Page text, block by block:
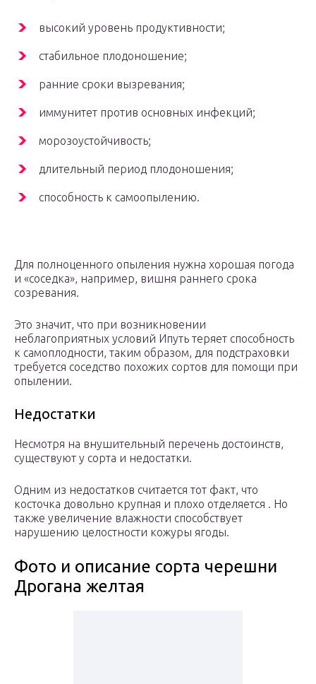
высокий уровень продуктивности;
стабильное плодоношение;
ранние сроки вызревания;
иммунитет против основных инфекций;
морозоустойчивость;
длительный период плодоношения;
способность к самоопылению.
Для полноценного опыления нужна хорошая погода
и «соседка», например, вишня раннего срока
созревания.
Это значит, что при возникновении
неблагоприятных условий Ипуть теряет способность
к самоплодности, таким образом, для подстраховки
требуется соседство похожих сортов для помощи при
опылении.
Недостатки
Несмотря на внушительный перечень достоинств,
существуют у сорта и недостатки.
Одним из недостатков считается тот факт, что
косточка довольно крупная и плохо отделяется . Но
также увеличение влажности способствует
нарушению целостности кожуры ягоды.
Фото и описание сорта черешни
Дрогана желтая